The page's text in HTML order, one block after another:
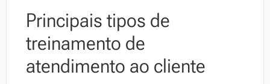
Principais tipos de
treinamento de
atendimento ao cliente